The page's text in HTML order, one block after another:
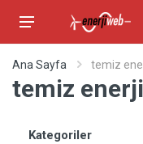
Ana Sayfa temiz
temiz enerji
Kategoriler